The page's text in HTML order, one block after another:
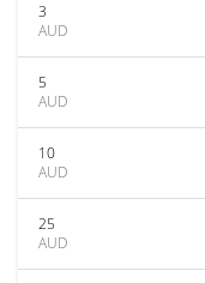
3
AUD
5
AUD
10
AUD
25
AUD